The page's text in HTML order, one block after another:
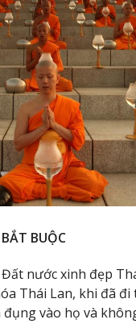
BUỘC
nước xinh đẹp
Thái Lan, khi đã
vào họ và